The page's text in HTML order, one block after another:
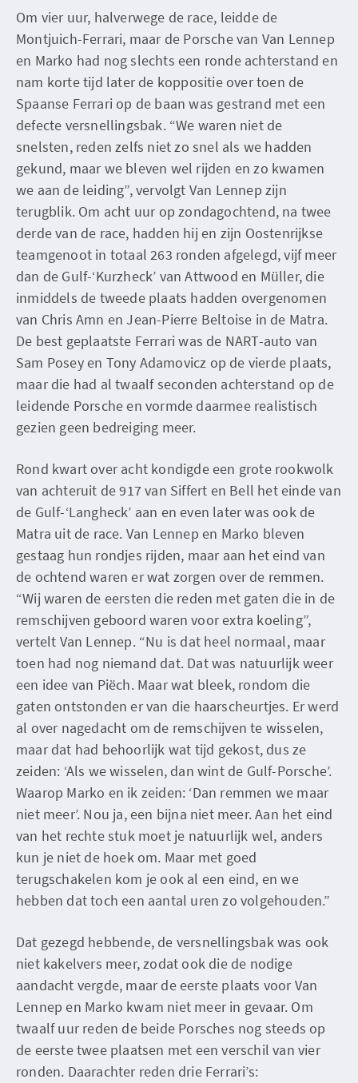
Om vier uur, halverwege de race, leidde de
Montjuich-Ferrari, maar de Porsche van Van Lennep
en Marko had nog slechts een ronde achterstand en
nam korte tijd later de koppositie over toen de
Spaanse Ferrari op de baan was gestrand met een
defecte versnellingsbak. “We waren niet de
snelsten, reden zelfs niet zo snel als we hadden
gekund, maar we bleven wel rijden en zo kwamen
we aan de leiding”, vervolgt Van Lennep zijn
terugblik. Om acht uur op zondagochtend, na twee
derde van de race, hadden hij en zijn Oostenrijkse
teamgenoot in totaal 263 ronden afgelegd, vijf meer
dan de Gulf-‘Kurzheck’ van Attwood en Müller, die
inmiddels de tweede plaats hadden overgenomen
van Chris Amn en Jean-Pierre Beltoise in de Matra.
De best geplaatste Ferrari was de NART-auto van
Sam Posey en Tony Adamovicz op de vierde plaats,
maar die had al twaalf seconden achterstand op de
leidende Porsche en vormde daarmee realistisch
gezien geen bedreiging meer.
Rond kwart over acht kondigde een grote rookwolk
van achteruit de 917 van Siffert en Bell het einde van
de Gulf-‘Langheck’ aan en even later was ook de
Matra uit de race. Van Lennep en Marko bleven
gestaag hun rondjes rijden, maar aan het eind van
de ochtend waren er wat zorgen over de remmen.
“Wij waren de eersten die reden met gaten die in de
remschijven geboord waren voor extra koeling”,
vertelt Van Lennep. “Nu is dat heel normaal, maar
toen had nog niemand dat. Dat was natuurlijk weer
een idee van Piëch. Maar wat bleek, rondom die
gaten ontstonden er van die haarscheurtjes. Er werd
al over nagedacht om de remschijven te wisselen,
maar dat had behoorlijk wat tijd gekost, dus ze
zeiden: ‘Als we wisselen, dan wint de Gulf-Porsche’.
Waarop Marko en ik zeiden: ‘Dan remmen we maar
niet meer’. Nou ja, een bijna niet meer. Aan het eind
van het rechte stuk moet je natuurlijk wel, anders
kun je niet de hoek om. Maar met goed
terugschakelen kom je ook al een eind, en we
hebben dat toch een aantal uren zo volgehouden.”
Dat gezegd hebbende, de versnellingsbak was ook
niet kakelvers meer, zodat ook die de nodige
aandacht vergde, maar de eerste plaats voor Van
Lennep en Marko kwam niet meer in gevaar. Om
twaalf uur reden de beide Porsches nog steeds op
de eerste twee plaatsen met een verschil van vier
ronden. Daarachter reden drie Ferrari’s: